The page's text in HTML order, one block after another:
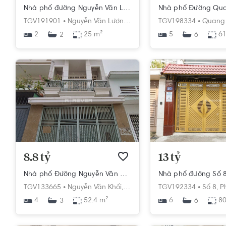
Nhà phố đường Nguyễn Văn Lượng 2 tầng, diện tích 25m², hướng Tây Bắc, pháp lý Sổ hồng
TGV191901 • Nguyễn Văn Lượng, Phường 17, Gò Vấp, Hồ Chí
2
2 25 m²
TGV198334 • Quang
5
6
8.8 tỷ
Nhà phố Đường Nguyễn Văn Khối 4 tầng diện tích 52.4m² pháp lý sổ hồng.
TGV133665 • Nguyễn Văn Khối, Phường 9, Gò Vấp, Hồ Chí
4
3 52.4 m²
13 tỷ
TGV192334 • Số 8,
6
6